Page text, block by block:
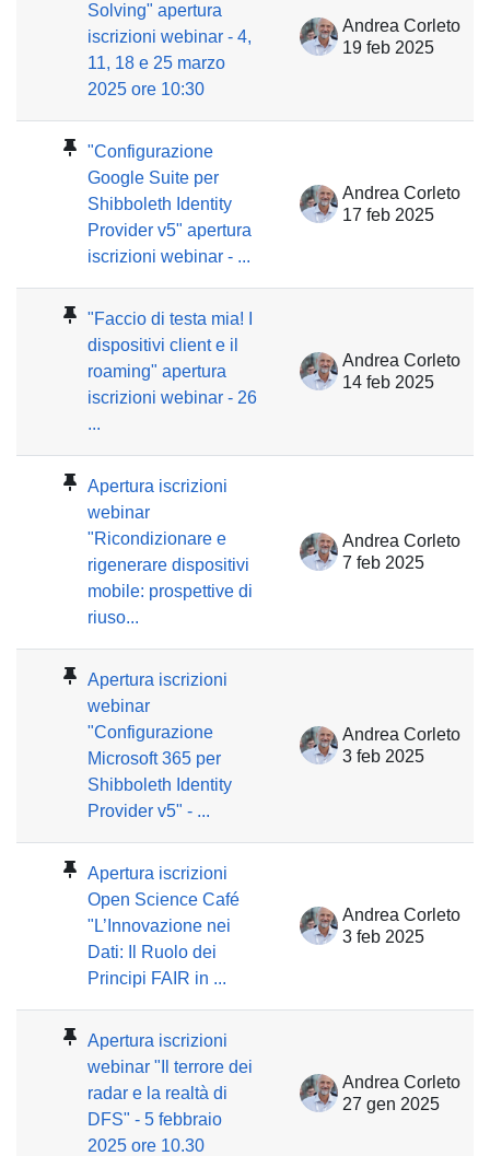
Solving" apertura
iscrizioni webinar - 4,
11, 18 e 25 marzo
2025 ore 10:30
Andrea Corleto
19 feb 2025
"Configurazione
Google Suite per
Shibboleth Identity
Provider v5" apertura
iscrizioni webinar - ...
Andrea Corleto
17 feb 2025
"Faccio di testa mia! I
dispositivi client e il
roaming" apertura
iscrizioni webinar - 26
...
Andrea Corleto
14 feb 2025
Apertura iscrizioni
webinar
"Ricondizionare e
rigenerare dispositivi
mobile: prospettive di
riuso...
Andrea Corleto
7 feb 2025
Apertura iscrizioni
webinar
"Configurazione
Microsoft 365 per
Shibboleth Identity
Provider v5" - ...
Andrea Corleto
3 feb 2025
Apertura iscrizioni
Open Science Café
"L’Innovazione nei
Dati: Il Ruolo dei
Principi FAIR in ...
Andrea Corleto
3 feb 2025
Apertura iscrizioni
webinar "Il terrore dei
radar e la realtà di
DFS" - 5 febbraio
2025 ore 10.30
Andrea Corleto
27 gen 2025